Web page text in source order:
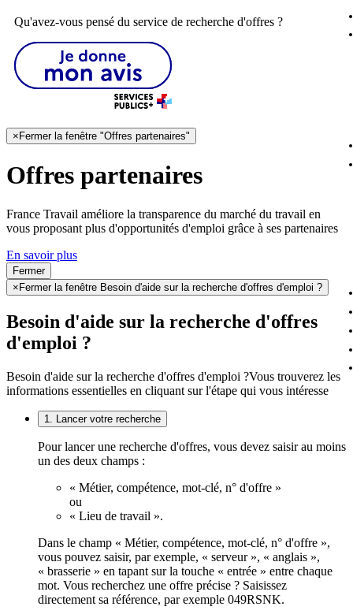
Qu'avez-vous pensé du service de recherche d'offres ?
× Fermer la fenêtre "Offres partenaires"
Offres partenaires
France Travail améliore la transparence du marché du travail en
vous proposant plus d'opportunités d'emploi grâce à ses partenaires
En savoir plus
Fermer
× Fermer la fenêtre Besoin d'aide sur la recherche d'offres d'emploi ?
Besoin d'aide sur la recherche d'offres
d'emploi ?
Besoin d'aide sur la recherche d'offres d'emploi ?Vous trouverez les
informations essentielles en cliquant sur l'étape qui vous intéresse
1. Lancer votre recherche
Pour lancer une recherche d'offres, vous devez saisir au moins
un des deux champs :
« Métier, compétence, mot-clé, n° d'offre »
ou
« Lieu de travail ».
Dans le champ « Métier, compétence, mot-clé, n° d'offre »,
vous pouvez saisir, par exemple, « serveur », « anglais »,
« brasserie » en tapant sur la touche « entrée » entre chaque
mot. Vous recherchez une offre précise ? Saisissez
directement sa référence, par exemple 049RSNK.